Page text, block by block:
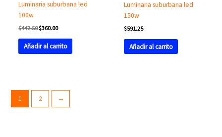
Luminaria suburbana led
100w
$442.50$360.00
Añadir al carrito
Luminaria suburbana led
150w
$591.25
Añadir al carrito
1 2 →